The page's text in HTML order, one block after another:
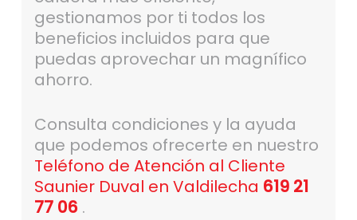
gestionamos por ti todos los
beneficios incluidos para que
puedas aprovechar un magnífico
ahorro.
Consulta condiciones y la ayuda
que podemos ofrecerte en nuestro
Teléfono de Atención al Cliente
Saunier Duval en Valdilecha 619 21
77 06 .